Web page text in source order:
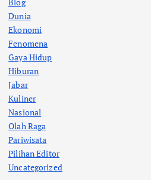
Dunia
Ekonomi
Fenomena
Gaya Hidup
Hiburan
Jabar
Kuliner
Nasional
Olah Raga
Pariwisata
Pilihan Editor
Uncategorized